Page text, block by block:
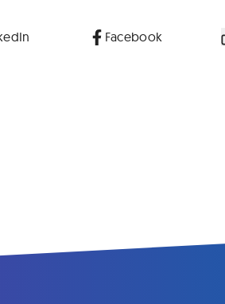
Facebook